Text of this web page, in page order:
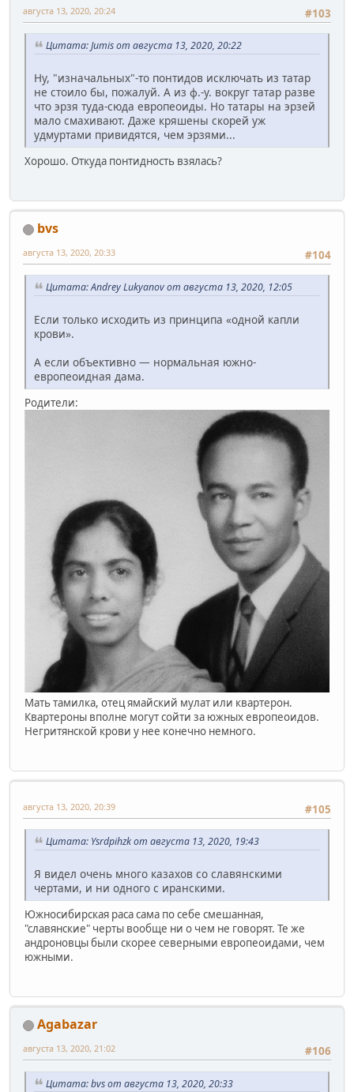
#103
августа 13, 2020, 20:24
Цитата: Jumis от августа 13, 2020, 20:22
Ну, "изначальных"-то понтидов исключать из татар
не стоило бы, пожалуй. А из ф.-у. вокруг татар разве
что эрзя туда-сюда европеоиды. Но татары на эрзей
мало смахивают. Даже кряшены скорей уж
удмуртами привидятся, чем эрзями...
Хорошо. Откуда понтидность взялась?
bvs
#104
августа 13, 2020, 20:33
Цитата: Andrey Lukyanov от августа 13, 2020, 12:05
Если только исходить из принципа «одной капли
крови».
А если объективно — нормальная южно-
европеоидная дама.
Родители:
Мать тамилка, отец ямайский мулат или квартерон.
Квартероны вполне могут сойти за южных европеоидов.
Негритянской крови у нее конечно немного.
#105
августа 13, 2020, 20:39
Цитата: Ysrdpihzk от августа 13, 2020, 19:43
Я видел очень много казахов со славянскими
чертами, и ни одного с иранскими.
Южносибирская раса сама по себе смешанная,
"славянские" черты вообще ни о чем не говорят. Те же
андроновцы были скорее северными европеоидами, чем
южными.
Agabazar
#106
августа 13, 2020, 21:02
Цитата: bvs от августа 13, 2020, 20:33